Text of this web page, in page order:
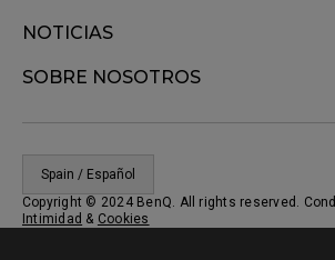
NOTICIAS
SOBRE NOSOTROS
Spain / Español
Copyright © 2024 BenQ. All rights reserved.
Intimidad & Cookies